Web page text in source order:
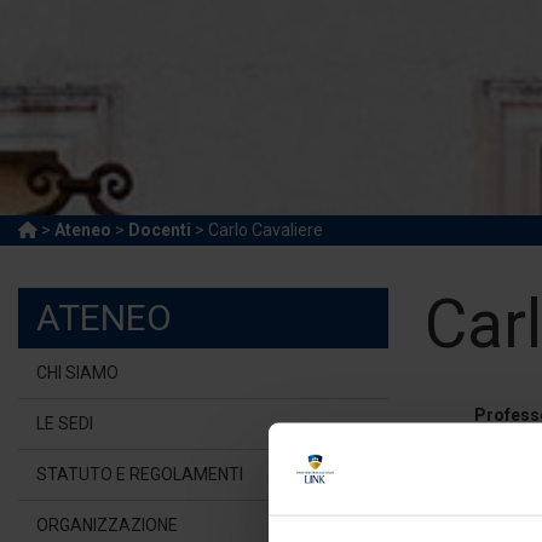
> Ateneo > Docenti > Carlo Cavaliere
ATENEO
CHI SIAMO
LE SEDI
STATUTO E REGOLAMENTI
ORGANIZZAZIONE